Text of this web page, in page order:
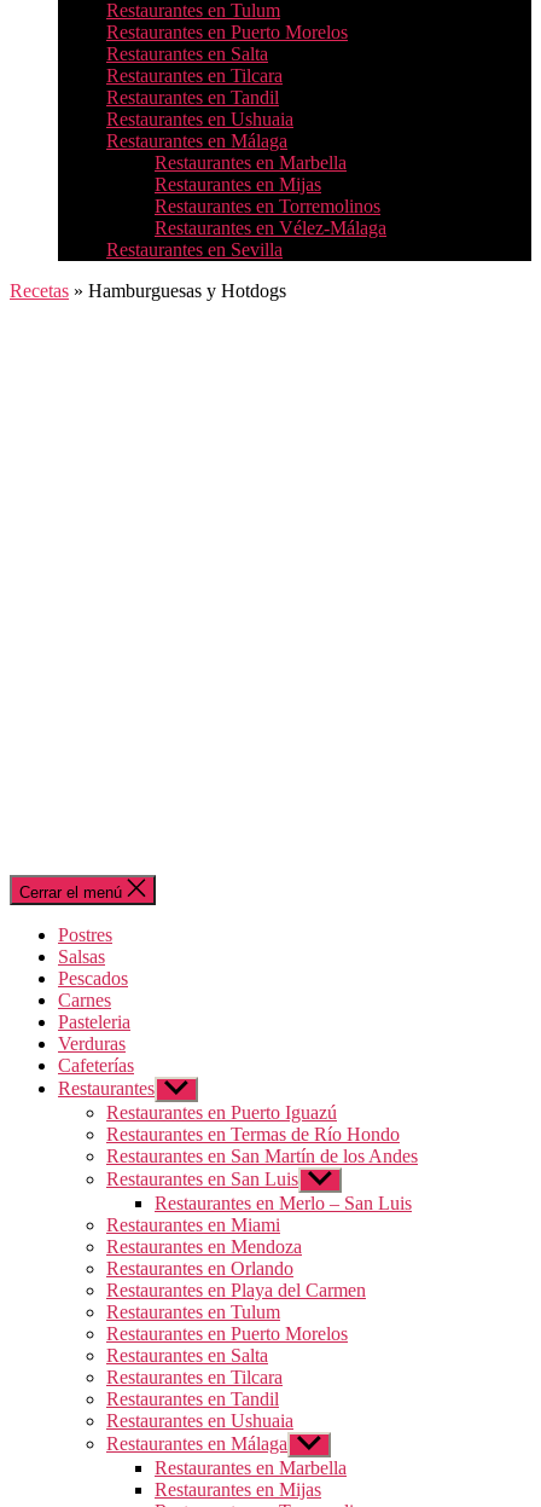
Restaurantes en Tulum
Restaurantes en Puerto Morelos
Restaurantes en Salta
Restaurantes en Tilcara
Restaurantes en Tandil
Restaurantes en Ushuaia
Restaurantes en Málaga
Restaurantes en Marbella
Restaurantes en Mijas
Restaurantes en Torremolinos
Restaurantes en Vélez-Málaga
Restaurantes en Sevilla
Recetas » Hamburguesas y Hotdogs
Cerrar el menú
Postres
Salsas
Pescados
Carnes
Pasteleria
Verduras
Cafeterías
Restaurantes Mostrar
el
submenú
Restaurantes en Puerto Iguazú
Restaurantes en Termas de Río Hondo
Restaurantes en San Martín de los Andes
Restaurantes en San Luis Mostrar
el
submenú
Restaurantes en Merlo – San Luis
Restaurantes en Miami
Restaurantes en Mendoza
Restaurantes en Orlando
Restaurantes en Playa del Carmen
Restaurantes en Tulum
Restaurantes en Puerto Morelos
Restaurantes en Salta
Restaurantes en Tilcara
Restaurantes en Tandil
Restaurantes en Ushuaia
Restaurantes en Málaga Mostrar
el
submenú
Restaurantes en Marbella
Restaurantes en Mijas